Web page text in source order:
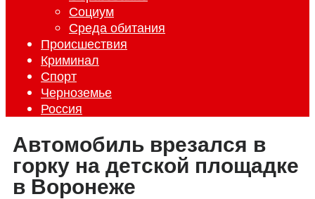
Социум
Среда обитания
Происшествия
Криминал
Спорт
Черноземье
Россия
Автомобиль врезался в
горку на детской площадке
в Воронеже